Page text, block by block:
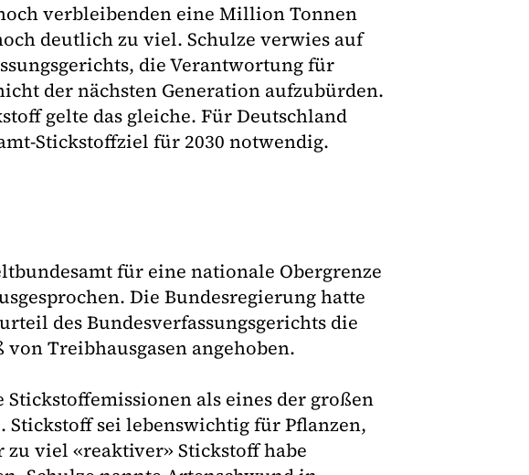
verbleibenden eine Million Tonnen
deutlich zu viel. Schulze verwies auf
die Verantwortung für
der nächsten Generation aufzubürden.
gelte das gleiche. Für Deutschland
Stickstoffziel für 2030 notwendig.
für eine nationale Obergrenze
Die Bundesregierung hatte
des Bundesverfassungsgerichts die
Treibhausgasen angehoben.
als eines der großen
sei lebenswichtig für Pflanzen,
zu viel «reaktiver» Stickstoff habe